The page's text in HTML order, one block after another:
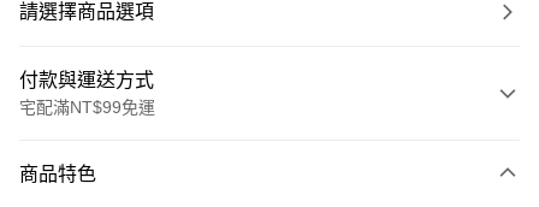
請選擇商品選項
付款與運送方式
宅配滿NT$99免運
信用卡一次付款
商品特色